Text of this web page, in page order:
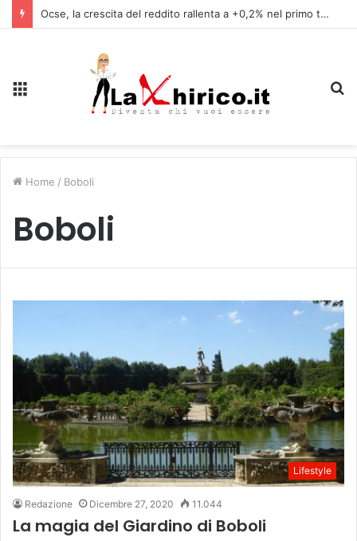
Ocse, la crescita del reddito rallenta a +0,2% nel primo trimestre, in Italia +0,8%
Home / Boboli
Boboli
Lifestyle
Redazione Dicembre 27, 2020 11.044
La magia del Giardino di Boboli